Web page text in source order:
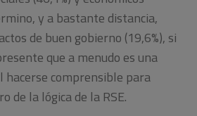
y a bastante distancia,
de buen gobierno (19,6%), si
que a menudo es una
hacerse comprensible para
de la lógica de la RSE.